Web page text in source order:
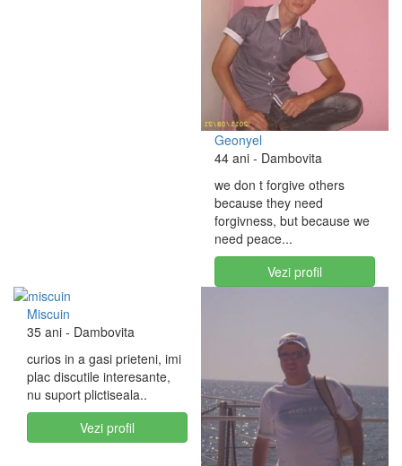
Geonyel
44 ani - Dambovita
we don t forgive others
because they need
forgivness, but because we
need peace...
Vezi profil
Miscuin
35 ani - Dambovita
curios in a gasi prieteni, imi
plac discutile interesante,
nu suport plictiseala..
Vezi profil